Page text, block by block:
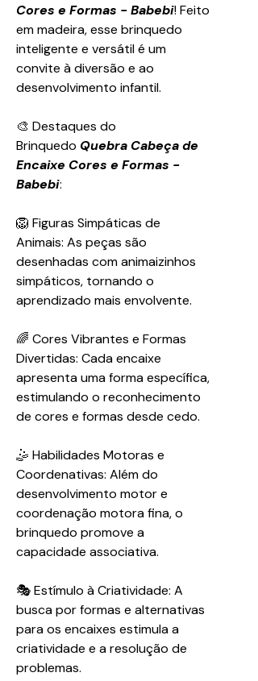
Cores e Formas - Babebi! Feito
em madeira, esse brinquedo
inteligente e versátil é um
convite à diversão e ao
desenvolvimento infantil.
🎨 Destaques do
Brinquedo Quebra Cabeça de
Encaixe Cores e Formas -
Babebi:
🦁 Figuras Simpáticas de
Animais: As peças são
desenhadas com animaizinhos
simpáticos, tornando o
aprendizado mais envolvente.
🌈 Cores Vibrantes e Formas
Divertidas: Cada encaixe
apresenta uma forma específica,
estimulando o reconhecimento
de cores e formas desde cedo.
🤹 Habilidades Motoras e
Coordenativas: Além do
desenvolvimento motor e
coordenação motora fina, o
brinquedo promove a
capacidade associativa.
🎭 Estímulo à Criatividade: A
busca por formas e alternativas
para os encaixes estimula a
criatividade e a resolução de
problemas.